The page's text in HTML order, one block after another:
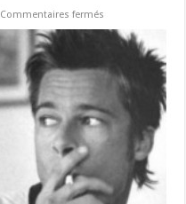
Commentaires fermés
choisit
pour
son
parfum
Chanel
n°5